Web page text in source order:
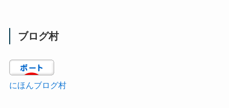
ブログ村
にほんブログ村